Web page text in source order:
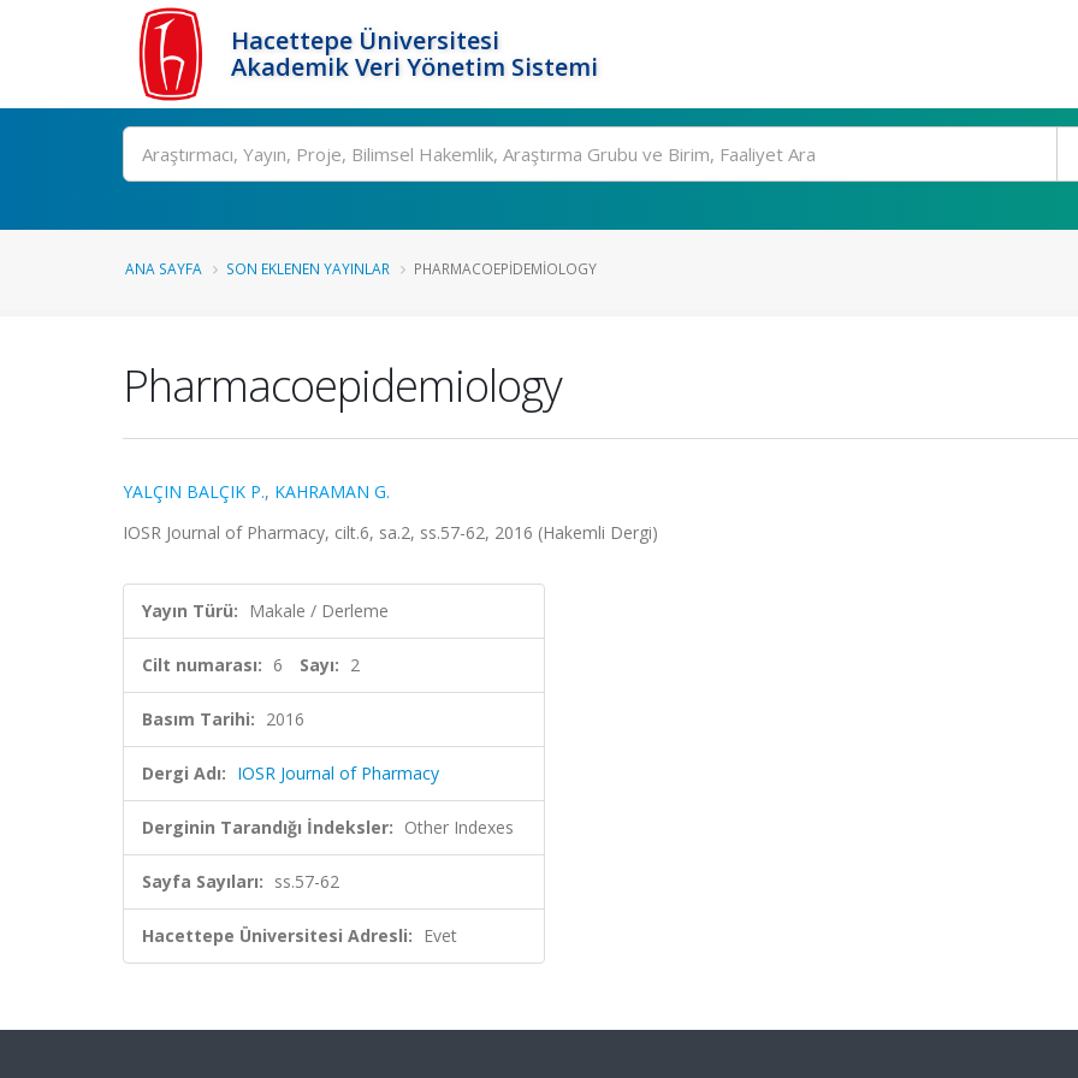
Hacettepe Üniversitesi
Akademik Veri Yönetim Sistemi
Ara
ANA SAYFA SON EKLENEN YAYINLAR PHARMACOEPIDEMIOLOGY
Pharmacoepidemiology
YALÇIN BALÇIK P., KAHRAMAN G.
IOSR Journal of Pharmacy, cilt.6, sa.2, ss.57-62, 2016 (Hakemli Dergi)
Yayın Türü: Makale / Derleme
Cilt numarası: 6 Sayı: 2
Basım Tarihi: 2016
Dergi Adı: IOSR Journal of Pharmacy
Derginin Tarandığı İndeksler: Other Indexes
Sayfa Sayıları: ss.57-62
Hacettepe Üniversitesi Adresli: Evet